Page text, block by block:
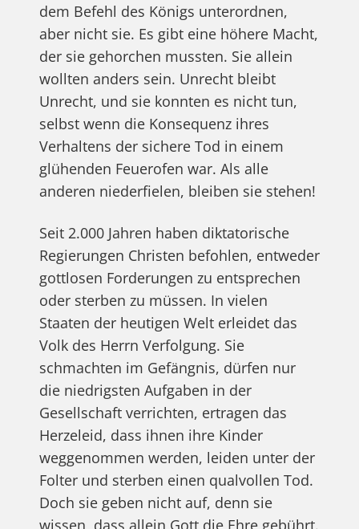
dem Befehl des Königs unterordnen,
aber nicht sie. Es gibt eine höhere Macht,
der sie gehorchen mussten. Sie allein
wollten anders sein. Unrecht bleibt
Unrecht, und sie konnten es nicht tun,
selbst wenn die Konsequenz ihres
Verhaltens der sichere Tod in einem
glühenden Feuerofen war. Als alle
anderen niederfielen, bleiben sie stehen!
Seit 2.000 Jahren haben diktatorische
Regierungen Christen befohlen, entweder
gottlosen Forderungen zu entsprechen
oder sterben zu müssen. In vielen
Staaten der heutigen Welt erleidet das
Volk des Herrn Verfolgung. Sie
schmachten im Gefängnis, dürfen nur
die niedrigsten Aufgaben in der
Gesellschaft verrichten, ertragen das
Herzeleid, dass ihnen ihre Kinder
weggenommen werden, leiden unter der
Folter und sterben einen qualvollen Tod.
Doch sie geben nicht auf, denn sie
wissen, dass allein Gott die Ehre gebührt.